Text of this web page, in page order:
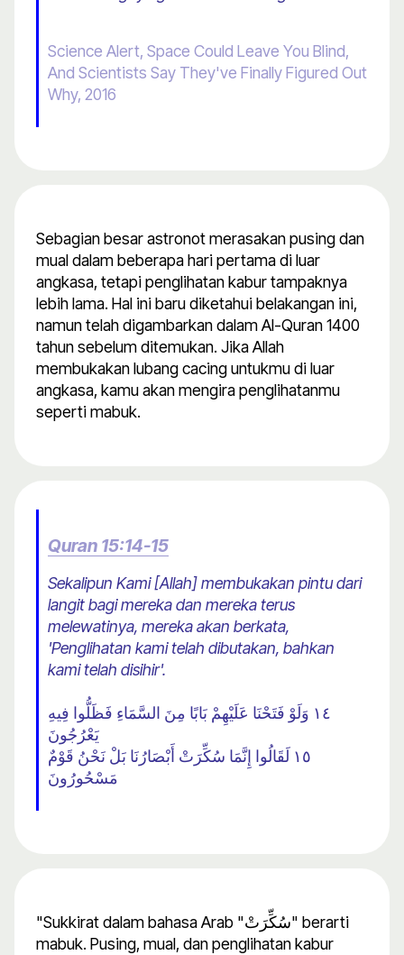
Science Alert, Space Could Leave You Blind,
And Scientists Say They've Finally Figured Out
Why, 2016
Sebagian besar astronot merasakan pusing dan
mual dalam beberapa hari pertama di luar
angkasa, tetapi penglihatan kabur tampaknya
lebih lama. Hal ini baru diketahui belakangan ini,
namun telah digambarkan dalam Al-Quran 1400
tahun sebelum ditemukan. Jika Allah
membukakan lubang cacing untukmu di luar
angkasa, kamu akan mengira penglihatanmu
seperti mabuk.
Quran 15:14-15
Sekalipun Kami [Allah] membukakan pintu dari
langit bagi mereka dan mereka terus
melewatinya, mereka akan berkata,
'Penglihatan kami telah dibutakan, bahkan
kami telah disihir'.
١٤ وَلَوْ فَتَحْنَا عَلَيْهِمْ بَابًا مِنَ السَّمَاءِ فَظَلُّوا فِيهِ
يَعْرُجُونَ
١٥ لَقَالُوا إِنَّمَا سُكِّرَتْ أَبْصَارُنَا بَلْ نَحْنُ قَوْمٌ
مَسْحُورُونَ
"Sukkirat dalam bahasa Arab "سُكِّرَتْ" berarti
mabuk. Pusing, mual, dan penglihatan kabur